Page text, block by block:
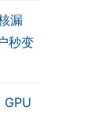
漏
秒变
GPU